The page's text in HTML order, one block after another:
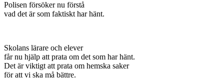
Polisen försöker nu förstå
vad det är som faktiskt har hänt.
Skolans lärare och elever
får nu hjälp att prata om det som har hänt.
Det är viktigt att prata om hemska saker
för att vi ska må bättre.